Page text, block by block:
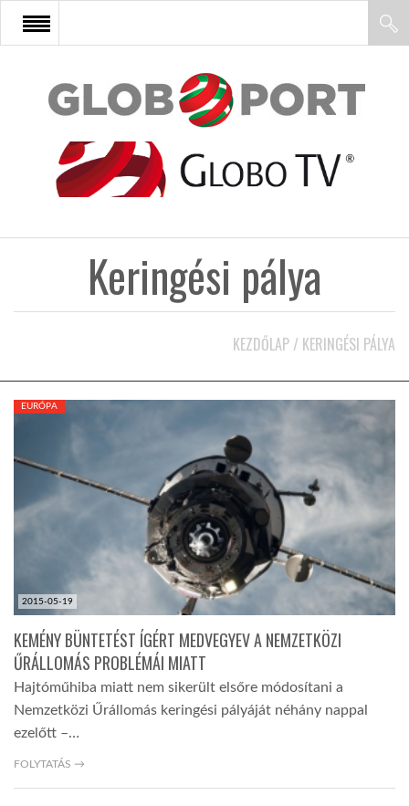
FŐOLDAL
AFRIKA
AUSZTRÁLIA
GLOBOTV BP
Keringési pálya
KEZDŐLAP / KERINGÉSI PÁLYA
2015-05-19
EURÓPA
KEMÉNY BÜNTETÉST ÍGÉRT MEDVEGYEV A NEMZETKÖZI
ŰRÁLLOMÁS PROBLÉMÁI MIATT
Hajtóműhiba miatt nem sikerült elsőre módosítani a
Nemzetközi Űrállomás keringési pályáját néhány nappal
ezelőtt –…
FOLYTATÁS →